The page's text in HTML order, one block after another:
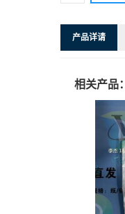
产品详请
相关产品：